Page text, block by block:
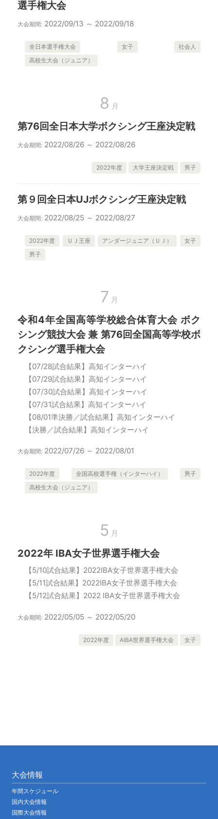
選手権大会
大会期間: 2022/09/13 ～ 2022/09/18
全日本選手権大会 女子
社会人
高校生大会（ジュニア）
8 月
第76回全日本大学ボクシング王座決定戦
大会期間: 2022/08/26 ～ 2022/08/26
2022年度 大学王座決定戦 男子
第９回全日本UJボクシング王座決定戦
大会期間: 2022/08/25 ～ 2022/08/27
2022年度 ＵＪ王座 アンダージュニア（ＵＪ）
女子
男子
7 月
令和4年全国高等学校総合体育大会 ボク
シング競技大会 兼 第76回全国高等学校ボ
クシング選手権大会
【07/28試合結果】高知インターハイ
【07/29試合結果】高知インターハイ
【07/30試合結果】高知インターハイ
【07/31試合結果】高知インターハイ
【08/01準決勝／試合結果】高知インターハイ
【決勝／試合結果】高知インターハイ
大会期間: 2022/07/26 ～ 2022/08/01
2022年度 全国高校選手権（インターハイ）
男子
高校生大会（ジュニア）
5 月
2022年 IBA女子世界選手権大会
【5/10試合結果】2022IBA女子世界選手権大会
【5/11試合結果】2022IBA女子世界選手権大会
【5/12試合結果】2022 IBA女子世界選手権大会
大会期間: 2022/05/05 ～ 2022/05/20
2022年度 AIBA世界選手権大会 女子
大会情報
年間スケジュール
国内大会情報
国際大会情報